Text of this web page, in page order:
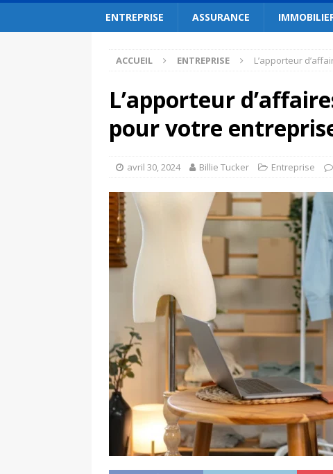
ENTREPRISE ASSURANCE
ACCUEIL ENTREPRISE L’apporteur
L’apporteur
pour votre
avril 30, 2024 Billie Tucker Entreprise